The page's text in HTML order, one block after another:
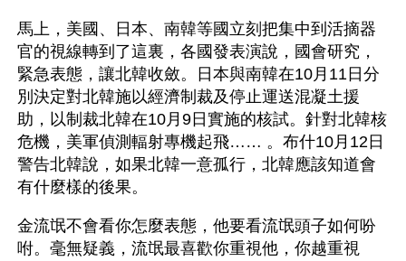
馬上，美國、日本、南韓等國立刻把集中到活摘器
官的視線轉到了這裏，各國發表演說，國會研究，
緊急表態，讓北韓收斂。日本與南韓在10月11日分
別決定對北韓施以經濟制裁及停止運送混凝土援
助，以制裁北韓在10月9日實施的核試。針對北韓核
危機，美軍偵測輻射專機起飛…… 。布什10月12日
警告北韓說，如果北韓一意孤行，北韓應該知道會
有什麼樣的後果。
金流氓不會看你怎麼表態，他要看流氓頭子如何吩
咐。毫無疑義，流氓最喜歡你重視他，你越重視